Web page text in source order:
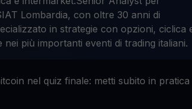
Lombardia, con oltre 30 anni di
in strategie con opzioni, ciclica
più importanti eventi di trading italiani.
nel quiz finale: metti subito in pratica